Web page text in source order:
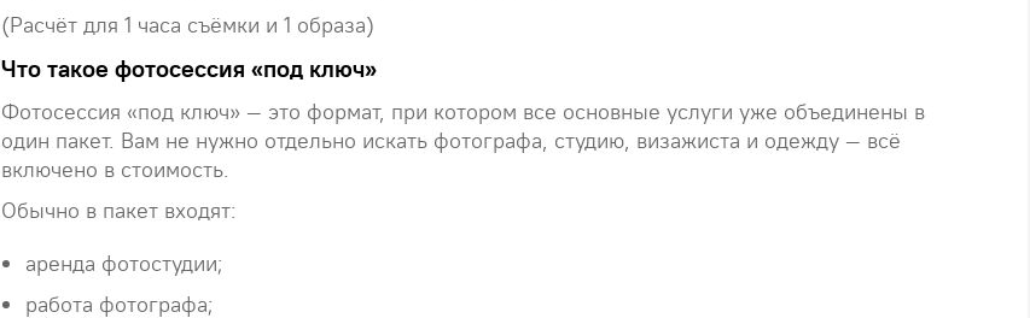
(Расчёт для 1 часа съёмки и 1 образа)
Что такое фотосессия «под ключ»
Фотосессия «под ключ» — это формат, при котором все основные услуги уже объединены в
один пакет. Вам не нужно отдельно искать фотографа, студию, визажиста и одежду — всё
включено в стоимость.
Обычно в пакет входят:
аренда фотостудии;
работа фотографа;